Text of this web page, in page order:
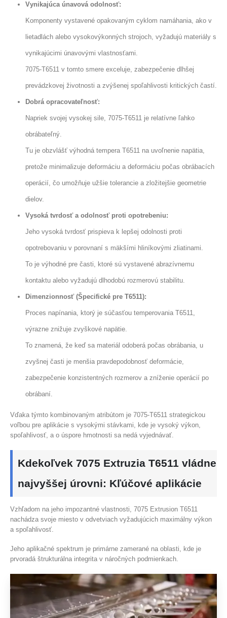
Vynikajúca únavová odolnosť:
Komponenty vystavené opakovaným cyklom namáhania, ako v
lietadlách alebo vysokovýkonných strojoch, vyžadujú materiály s
vynikajúcimi únavovými vlastnosťami.
7075-T6511 v tomto smere exceluje, zabezpečenie dlhšej
prevádzkovej životnosti a zvýšenej spoľahlivosti kritických častí.
Dobrá opracovateľnosť:
Napriek svojej vysokej sile, 7075-T6511 je relatívne ľahko
obrábateľný.
Tu je obzvlášť výhodná tempera T6511 na uvoľnenie napätia,
pretože minimalizuje deformáciu a deformáciu počas obrábacích
operácií, čo umožňuje užšie tolerancie a zložitejšie geometrie
dielov.
Vysoká tvrdosť a odolnosť proti opotrebeniu:
Jeho vysoká tvrdosť prispieva k lepšej odolnosti proti
opotrebovaniu v porovnaní s mäkšími hliníkovými zliatinami.
To je výhodné pre časti, ktoré sú vystavené abrazívnemu
kontaktu alebo vyžadujú dlhodobú rozmerovú stabilitu.
Dimenzionnosť (Špecifické pre T6511):
Proces napínania, ktorý je súčasťou temperovania T6511,
výrazne znižuje zvyškové napätie.
To znamená, že keď sa materiál odoberá počas obrábania, u
zvyšnej časti je menšia pravdepodobnosť deformácie,
zabezpečenie konzistentných rozmerov a zníženie operácií po
obrábaní.
Vďaka týmto kombinovaným atribútom je 7075-T6511 strategickou
voľbou pre aplikácie s vysokými stávkami, kde je vysoký výkon,
spoľahlivosť, a o úspore hmotnosti sa nedá vyjednávať.
Kdekoľvek 7075 Extruzia T6511 vládne
najvyššej úrovni: Kľúčové aplikácie
Vzhľadom na jeho impozantné vlastnosti, 7075 Extrusion T6511
nachádza svoje miesto v odvetviach vyžadujúcich maximálny výkon
a spoľahlivosť.
Jeho aplikačné spektrum je primárne zamerané na oblasti, kde je
prvoradá štrukturálna integrita v náročných podmienkach.